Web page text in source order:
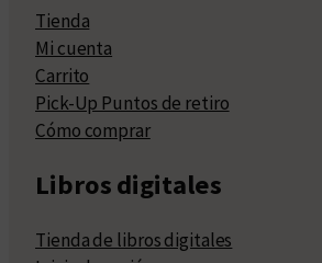
Tienda
Mi cuenta
Carrito
Pick-Up Puntos de retiro
Cómo comprar
Libros digitales
Tienda de libros digitales